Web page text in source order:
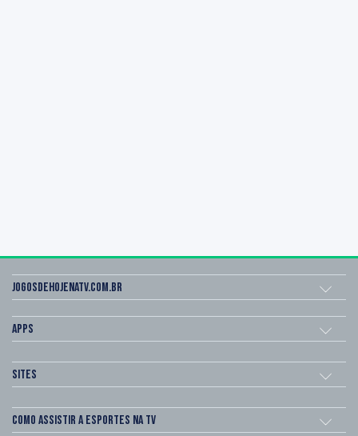
Jogosdehojenatv.com.br
Apps
Sites
Como assistir a esportes na TV